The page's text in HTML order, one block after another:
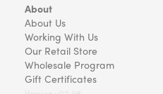
About
About Us
Working With Us
Our Retail Store
Wholesale Program
Gift Certificates